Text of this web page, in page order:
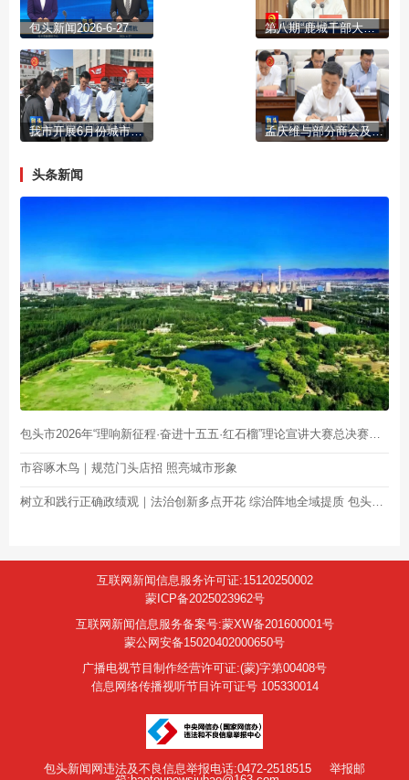
包头新闻2026-6-27 第八期“鹿城干部大讲堂”举行
我市开展6月份城市精细化管理工作督导调研 孟庆维与部分商会及“三在”企业座谈交流
头条新闻
包头市2026年“理响新征程·奋进十五五·红石榴”理论宣讲大赛总决赛举行
市容啄木鸟｜规范门头店招 照亮城市形象
树立和践行正确政绩观｜法治创新多点开花 综治阵地全域提质 包头市探索基层治理“包头方案”
互联网新闻信息服务许可证:15120250002
蒙ICP备2025023962号
互联网新闻信息服务备案号:蒙XW备201600001号
蒙公网安备15020402000650号
广播电视节目制作经营许可证:(蒙)字第00408号
信息网络传播视听节目许可证号 105330014
包头新闻网违法及不良信息举报电话:0472-2518515
举报邮